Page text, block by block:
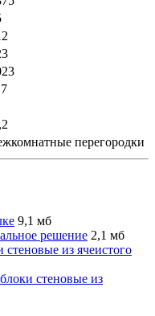
перегородки
9,1 мб
решение 2,1 мб
из ячеистого
стеновые из